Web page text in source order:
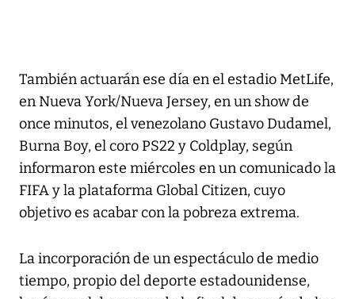
También actuarán ese día en el estadio MetLife,
en Nueva York/Nueva Jersey, en un show de
once minutos, el venezolano Gustavo Dudamel,
Burna Boy, el coro PS22 y Coldplay, según
informaron este miércoles en un comunicado la
FIFA y la plataforma Global Citizen, cuyo
objetivo es acabar con la pobreza extrema.
La incorporación de un espectáculo de medio
tiempo, propio del deporte estadounidense,